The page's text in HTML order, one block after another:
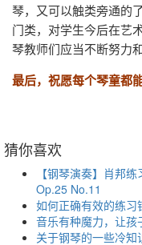
琴，又可以触类旁通的
门类，对学生今后在艺
琴教师们应当不断努力
最后，祝愿每个琴童都
猜你喜欢
【钢琴演奏】肖邦
Op.25 No.11
如何正确有效的练习
音乐有种魔力，让孩
关于钢琴的一些冷知